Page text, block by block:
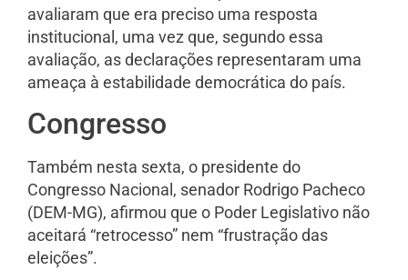
avaliaram que era preciso uma resposta
institucional, uma vez que, segundo essa
avaliação, as declarações representaram uma
ameaça à estabilidade democrática do país.
Congresso
Também nesta sexta, o presidente do
Congresso Nacional, senador Rodrigo Pacheco
(DEM-MG), afirmou que o Poder Legislativo não
aceitará “retrocesso” nem “frustração das
eleições”.